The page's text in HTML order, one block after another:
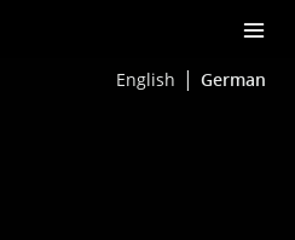
English German